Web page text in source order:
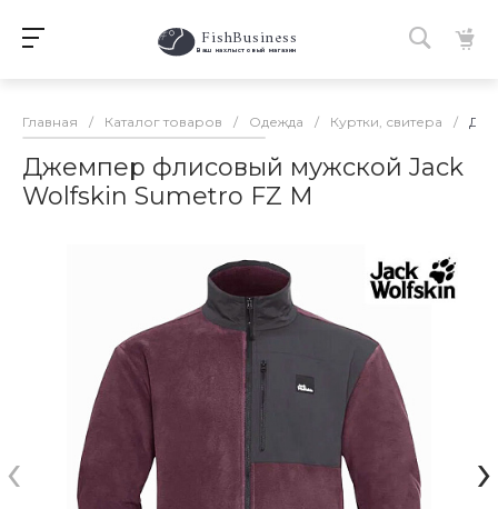
FishBusiness
Ваш нахлыстовый магазин
Главная / Каталог товаров / Одежда / Куртки, свитера /
Джемпер флисовый мужской Jack
Wolfskin Sumetro FZ M
‹ ›